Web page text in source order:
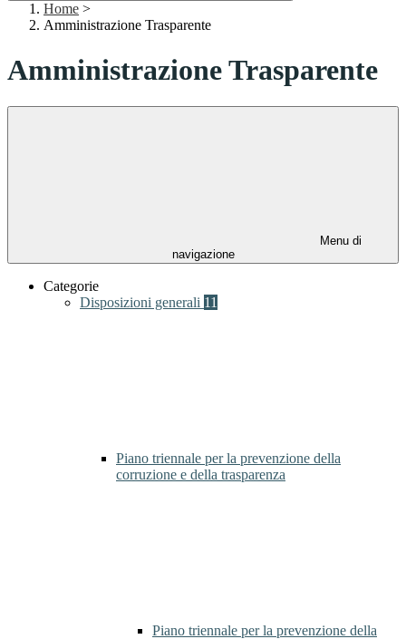
Home >
Amministrazione Trasparente
Amministrazione Trasparente
Menu di
navigazione
Categorie
Disposizioni generali 11
Piano triennale per la prevenzione della
corruzione e della trasparenza
Piano triennale per la prevenzione della